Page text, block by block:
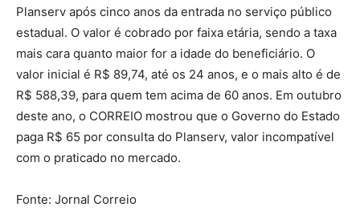
Planserv após cinco anos da entrada no serviço público
estadual. O valor é cobrado por faixa etária, sendo a taxa
mais cara quanto maior for a idade do beneficiário. O
valor inicial é R$ 89,74, até os 24 anos, e o mais alto é de
R$ 588,39, para quem tem acima de 60 anos. Em outubro
deste ano, o CORREIO mostrou que o Governo do Estado
paga R$ 65 por consulta do Planserv, valor incompatível
com o praticado no mercado.
Fonte: Jornal Correio